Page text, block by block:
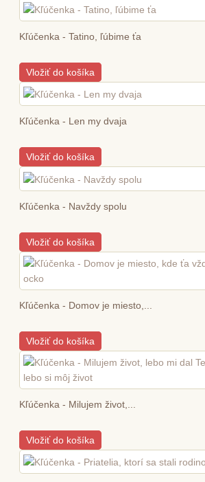
Kľúčenka - Tatino, ľúbime ťa
Vložiť do košíka
Kľúčenka - Len my dvaja
Vložiť do košíka
Kľúčenka - Navždy spolu
Vložiť do košíka
Kľúčenka - Domov je miesto,...
Vložiť do košíka
Kľúčenka - Milujem život,...
Vložiť do košíka